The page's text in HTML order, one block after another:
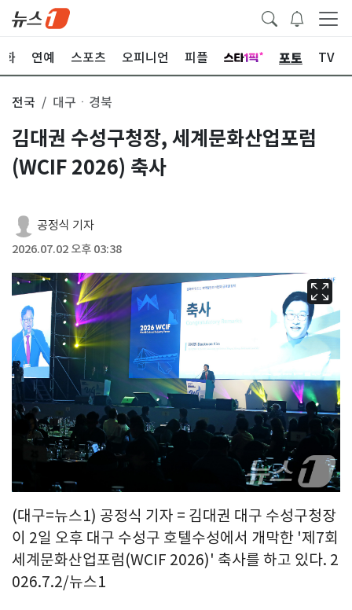
화 연예 스포츠 오피니언 피플 포토 TV
전국 대구ㆍ경북
김대권 수성구청장, 세계문화산업포럼
(WCIF 2026) 축사
공정식 기자
2026.07.02 오후 03:38
(대구=뉴스1) 공정식 기자 = 김대권 대구 수성구청장
이 2일 오후 대구 수성구 호텔수성에서 개막한 '제7회
세계문화산업포럼(WCIF 2026)' 축사를 하고 있다. 2
026.7.2/뉴스1